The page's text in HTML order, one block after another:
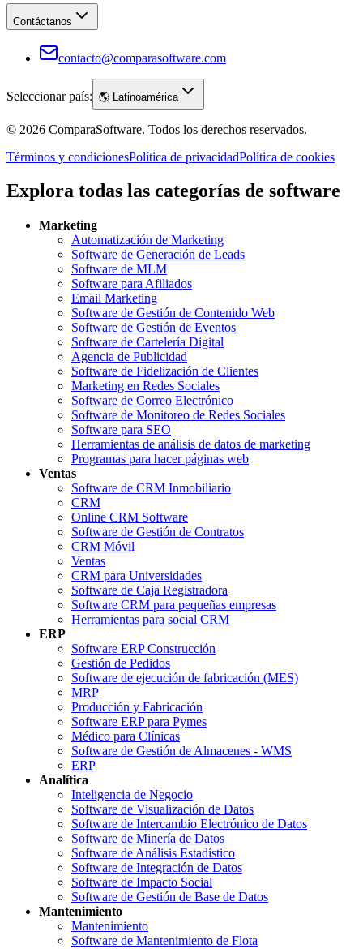
Contáctanos
contacto@comparasoftware.com
Seleccionar país: 🌎 Latinoamérica
© 2026 ComparaSoftware. Todos los derechos reservados.
Términos y condicionesPolítica de privacidadPolítica de cookies
Explora todas las categorías de software
Marketing
Automatización de Marketing
Software de Generación de Leads
Software de MLM
Software para Afiliados
Email Marketing
Software de Gestión de Contenido Web
Software de Gestión de Eventos
Software de Cartelería Digital
Agencia de Publicidad
Software de Fidelización de Clientes
Marketing en Redes Sociales
Software de Correo Electrónico
Software de Monitoreo de Redes Sociales
Software para SEO
Herramientas de análisis de datos de marketing
Programas para hacer páginas web
Ventas
Software de CRM Inmobiliario
CRM
Online CRM Software
Software de Gestión de Contratos
CRM Móvil
Ventas
CRM para Universidades
Software de Caja Registradora
Software CRM para pequeñas empresas
Herramientas para social CRM
ERP
Software ERP Construcción
Gestión de Pedidos
Software de ejecución de fabricación (MES)
MRP
Producción y Fabricación
Software ERP para Pymes
Médico para Clínicas
Software de Gestión de Almacenes - WMS
ERP
Analítica
Inteligencia de Negocio
Software de Visualización de Datos
Software de Intercambio Electrónico de Datos
Software de Minería de Datos
Software de Análisis Estadístico
Software de Integración de Datos
Software de Impacto Social
Software de Gestión de Base de Datos
Mantenimiento
Mantenimiento
Software de Mantenimiento de Flota